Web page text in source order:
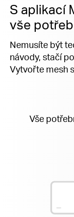
S aplikací
vše
Nemusíte být
návody, stačí
Vytvořte mesh
Vše